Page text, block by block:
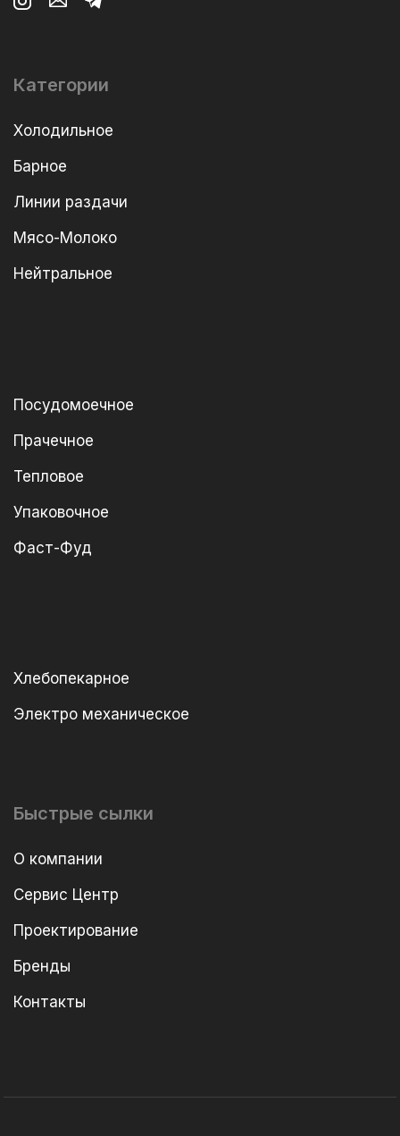
Категории
Холодильное
Барное
Линии раздачи
Мясо-Молоко
Нейтральное
Посудомоечное
Прачечное
Тепловое
Упаковочное
Фаст-Фуд
Хлебопекарное
Электро механическое
Быстрые сылки
О компании
Сервис Центр
Проектирование
Бренды
Контакты